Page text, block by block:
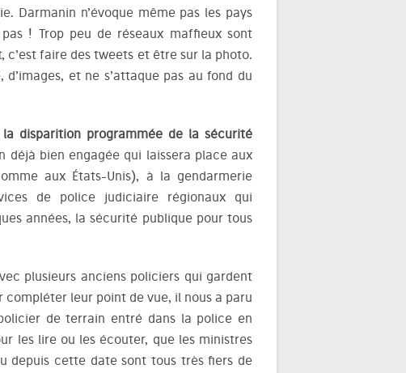
Darmanin n’évoque même pas les pays
! Trop peu de réseaux maffieux sont
c’est faire des tweets et être sur la photo.
et ne s’attaque pas au fond du
disparition programmée de la sécurité
déjà bien engagée qui laissera place aux
aux États-Unis), à la gendarmerie
de police judiciaire régionaux qui
années, la sécurité publique pour tous
plusieurs anciens policiers qui gardent
leur point de vue, il nous a paru
de terrain entré dans la police en
les lire ou les écouter, que les ministres
depuis cette date sont tous très fiers de